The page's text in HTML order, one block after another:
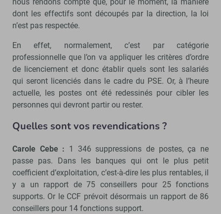
dont les effectifs sont découpés par la direction, la loi
n’est pas respectée.
En effet, normalement, c’est par catégorie
professionnelle que l’on va appliquer les critères d’ordre
de licenciement et donc établir quels sont les salariés
qui seront licenciés dans le cadre du PSE. Or, à l’heure
actuelle, les postes ont été redessinés pour cibler les
personnes qui devront partir ou rester.
Quelles sont vos revendications ?
Carole Cebe : 1 346 suppressions de postes, ça ne
passe pas. Dans les banques qui ont le plus petit
coefficient d’exploitation, c’est-à-dire les plus rentables, il
y a un rapport de 75 conseillers pour 25 fonctions
supports. Or le CCF prévoit désormais un rapport de 86
conseillers pour 14 fonctions support.